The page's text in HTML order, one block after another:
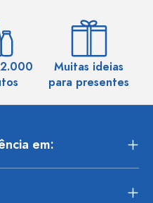
Muitas ideias
para presentes
em: